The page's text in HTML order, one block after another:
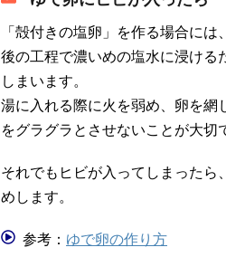
「殻付きの塩卵」を作る場合に
後の工程で濃いめの塩水に浸ける
しまいます。
湯に入れる際に火を弱め、卵を網
をグラグラとさせないことが大切
それでもヒビが入ってしまったら
めします。
参考： ゆで卵の作り方